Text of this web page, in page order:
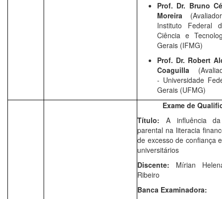
Prof. Dr. Bruno
Moreira
Instituto Federal
Ciência e
Gerais (IFMG)
Prof. Dr. Robert
Coaguilla
- Universidade
Gerais (UFMG)
Exame de
Título: A influência da
parental na literacia
de excesso de confiança
universitários
Discente: Mírian
Ribeiro
Banca Examinadora: